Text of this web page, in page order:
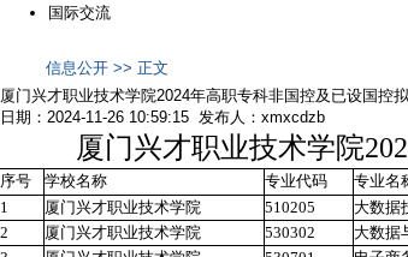
国际交流
信息公开 >> 正文
厦门兴才职业技术学院2024年高职专科非国控及已设国控
日期：2024-11-26 10:59:15 发布人：xmxcdzb
厦门兴才职业技术学院
序号 学校名称 专业代码 专业名
1
厦门兴才职业技术学院 510205 大数据
2
厦门兴才职业技术学院 530302 大数据